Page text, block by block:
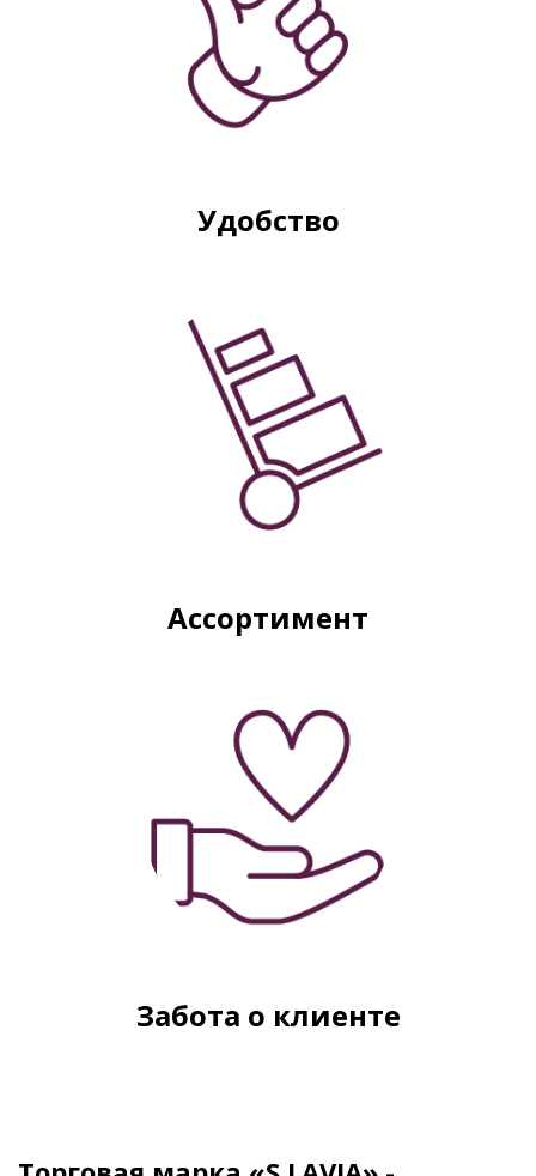
Удобство
Ассортимент
Забота о клиенте